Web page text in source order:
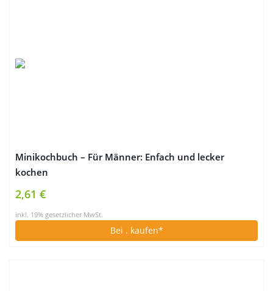
Minikochbuch – Für Männer: Enfach und lecker
kochen
2,61 €
inkl. 19% gesetzlicher MwSt.
Bei . kaufen*